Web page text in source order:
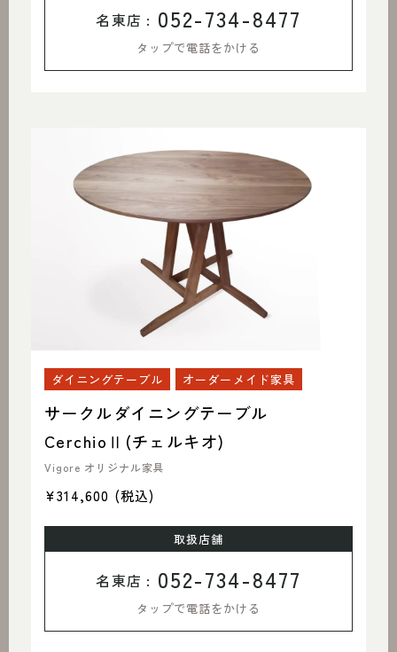
名東店 : 052-734-8477
タップで電話をかける
ダイニングテーブル オーダーメイド家具
サークルダイニングテーブル
CerchioⅡ(チェルキオ)
Vigore オリジナル家具
¥314,600 (税込)
取扱店舗
名東店 : 052-734-8477
タップで電話をかける